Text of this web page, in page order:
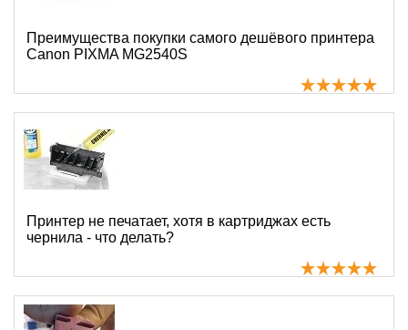
Преимущества покупки самого дешёвого принтера
Canon PIXMA MG2540S
Принтер не печатает, хотя в картриджах есть
чернила - что делать?